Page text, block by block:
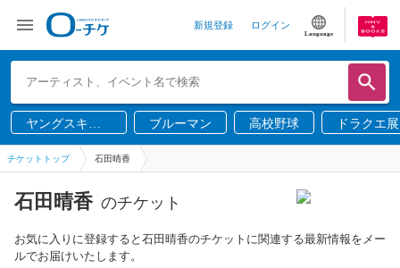
新規登録 ログイン
Language
ヤングスキニ
ー
ブルーマン 高校野球 ドラクエ展
チケットトップ 石田晴香
石田晴香 のチケット
お気に入りに登録すると石田晴香のチケットに関連する最新情報をメー
ルでお届けいたします。